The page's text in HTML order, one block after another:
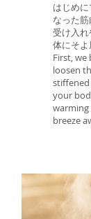
はじめ
なった
受け入
体にそ
First, we
loosen
stiffened
your
breeze